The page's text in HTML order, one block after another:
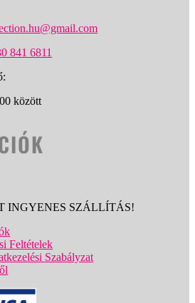
841 6811
között
INGYENES SZÁLLÍTÁS!
Feltételek
Szabályzat